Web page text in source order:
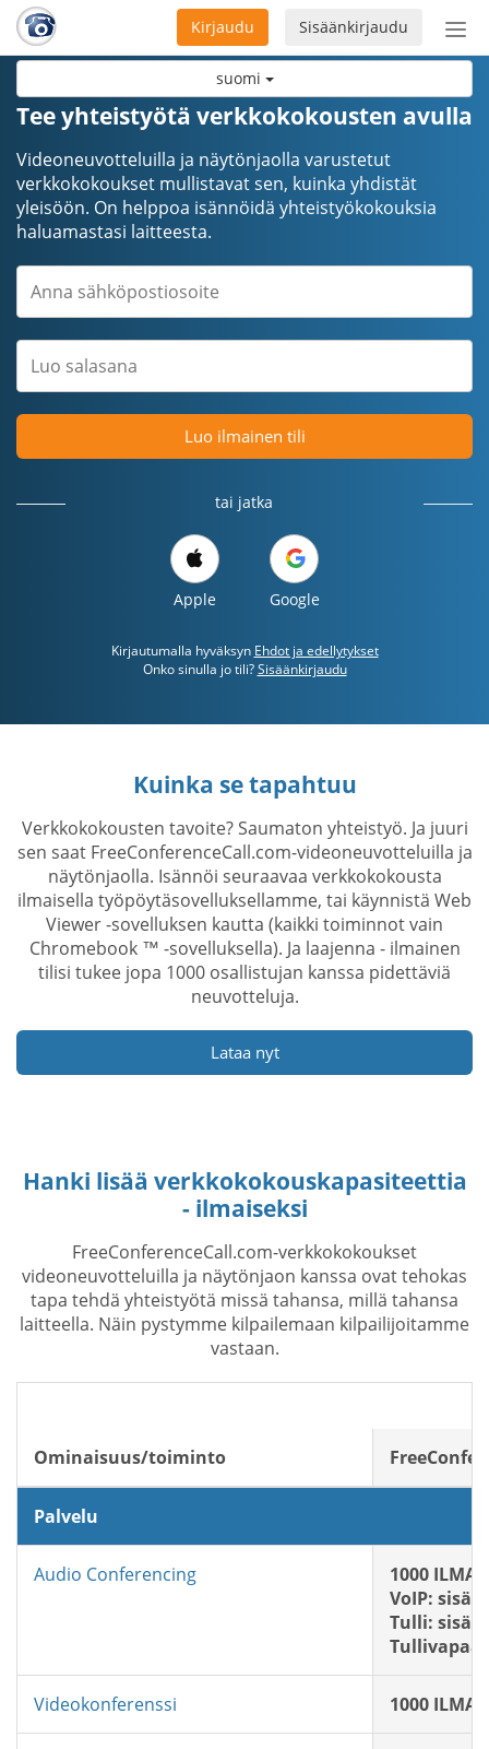
suomi
Sisäänkirjaudu
Kirjaudu
Tee yhteistyötä verkkokokousten avulla
Videoneuvotteluilla ja näytönjaolla varustetut
verkkokokoukset mullistavat sen, kuinka yhdistät
yleisöön. On helppoa isännöidä yhteistyökokouksia
haluamastasi laitteesta.
Luo ilmainen tili
tai jatka
Apple Google
Kirjautumalla hyväksyn Ehdot ja edellytykset
Onko sinulla jo tili?Sisäänkirjaudu
Kuinka se tapahtuu
Verkkokokousten tavoite? Saumaton yhteistyö. Ja juuri
sen saat FreeConferenceCall.com-videoneuvotteluilla ja
näytönjaolla. Isännöi seuraavaa verkkokokousta
ilmaisella työpöytäsovelluksellamme, tai käynnistä Web
Viewer -sovelluksen kautta (kaikki toiminnot vain
Chromebook ™ -sovelluksella). Ja laajenna - ilmainen
tilisi tukee jopa 1000 osallistujan kanssa pidettäviä
neuvotteluja.
Lataa nyt
Hanki lisää verkkokokouskapasiteettia
- ilmaiseksi
FreeConferenceCall.com-verkkokokoukset
videoneuvotteluilla ja näytönjaon kanssa ovat tehokas
tapa tehdä yhteistyötä missä tahansa, millä tahansa
laitteella. Näin pystymme kilpailemaan kilpailijoitamme
vastaan.
Ominaisuus/toiminto
Palvelu
Audio Conferencing
1000
VoIP:
Tulli:
Videokonferenssi 1000